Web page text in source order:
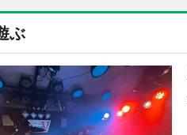
ぶ